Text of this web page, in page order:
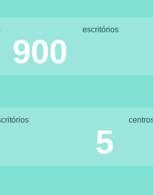
900
escritórios
5